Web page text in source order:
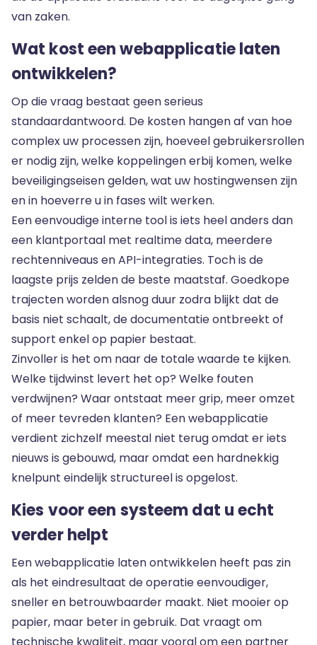
van zaken.
Wat kost een webapplicatie laten
ontwikkelen?
Op die vraag bestaat geen serieus
standaardantwoord. De kosten hangen af van hoe
complex uw processen zijn, hoeveel gebruikersrollen
er nodig zijn, welke koppelingen erbij komen, welke
beveiligingseisen gelden, wat uw hostingwensen zijn
en in hoeverre u in fases wilt werken.
Een eenvoudige interne tool is iets heel anders dan
een klantportaal met realtime data, meerdere
rechtenniveaus en API-integraties. Toch is de
laagste prijs zelden de beste maatstaf. Goedkope
trajecten worden alsnog duur zodra blijkt dat de
basis niet schaalt, de documentatie ontbreekt of
support enkel op papier bestaat.
Zinvoller is het om naar de totale waarde te kijken.
Welke tijdwinst levert het op? Welke fouten
verdwijnen? Waar ontstaat meer grip, meer omzet
of meer tevreden klanten? Een webapplicatie
verdient zichzelf meestal niet terug omdat er iets
nieuws is gebouwd, maar omdat een hardnekkig
knelpunt eindelijk structureel is opgelost.
Kies voor een systeem dat u echt
verder helpt
Een webapplicatie laten ontwikkelen heeft pas zin
als het eindresultaat de operatie eenvoudiger,
sneller en betrouwbaarder maakt. Niet mooier op
papier, maar beter in gebruik. Dat vraagt om